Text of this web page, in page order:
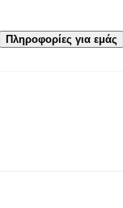
Πληροφορίες για εμάς